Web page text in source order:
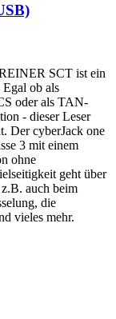
SCT ist ein
ob als
oder als TAN-
- dieser Leser
Der cyberJack one
3 mit einem
ohne
geht über
auch beim
die
vieles mehr.